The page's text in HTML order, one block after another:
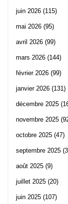
juin 2026 (115)
mai 2026 (95)
avril 2026 (99)
mars 2026 (144)
février 2026 (99)
janvier 2026 (131)
décembre 2025
novembre 2025
octobre 2025 (47)
septembre 2025
août 2025 (9)
juillet 2025 (20)
juin 2025 (107)